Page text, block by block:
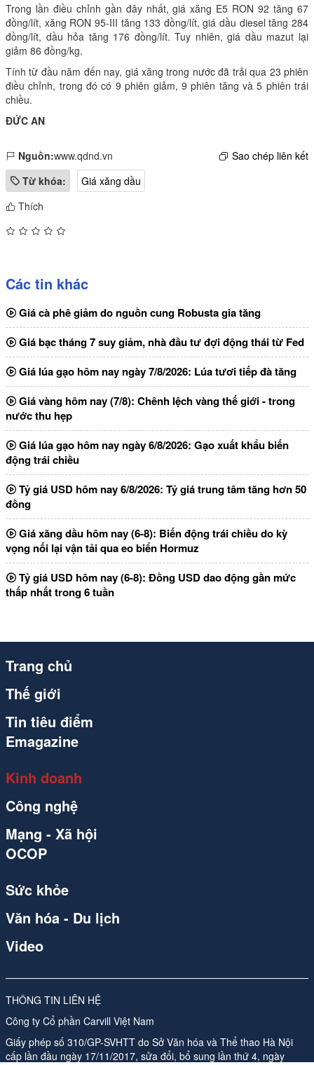
Trong lần điều chỉnh gần đây nhất, giá xăng E5 RON 92 tăng 67
đồng/lít, xăng RON 95-III tăng 133 đồng/lít, giá dầu diesel tăng 284
đồng/lít, dầu hỏa tăng 176 đồng/lít. Tuy nhiên, giá dầu mazut lại
giảm 86 đồng/kg.
Tính từ đầu năm đến nay, giá xăng trong nước đã trải qua 23 phiên
điều chỉnh, trong đó có 9 phiên giảm, 9 phiên tăng và 5 phiên trái
chiều.
ĐỨC AN
Nguồn:www.qdnd.vn
Sao chép liên kết
Từ khóa:
Giá xăng dầu
Thích
Các tin khác
Giá cà phê giảm do nguồn cung Robusta gia tăng
Giá bạc tháng 7 suy giảm, nhà đầu tư đợi động thái từ Fed
Giá lúa gạo hôm nay ngày 7/8/2026: Lúa tươi tiếp đà tăng
Giá vàng hôm nay (7/8): Chênh lệch vàng thế giới - trong
nước thu hẹp
Giá lúa gạo hôm nay ngày 6/8/2026: Gạo xuất khẩu biến
động trái chiều
Tỷ giá USD hôm nay 6/8/2026: Tỷ giá trung tâm tăng hơn 50
đồng
Giá xăng dầu hôm nay (6-8): Biến động trái chiều do kỳ
vọng nối lại vận tải qua eo biển Hormuz
Tỷ giá USD hôm nay (6-8): Đồng USD dao động gần mức
thấp nhất trong 6 tuần
THÔNG TIN LIÊN HỆ
Công ty Cổ phần Carvill Việt Nam
Giấy phép số 310/GP-SVHTT do Sở Văn hóa và Thể thao Hà Nội
cấp lần đầu ngày 17/11/2017, sửa đổi, bổ sung lần thứ 4, ngày
Trang chủ
Thế giới
Tin tiêu điểm
Emagazine
Kinh doanh
Công nghệ
Mạng - Xã hội
OCOP
Sức khỏe
Văn hóa - Du lịch
Video